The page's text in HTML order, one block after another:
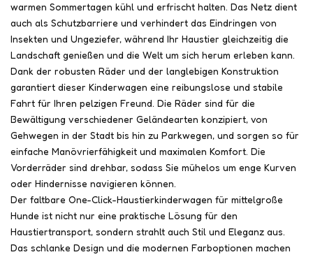
warmen Sommertagen kühl und erfrischt halten. Das Netz dient
auch als Schutzbarriere und verhindert das Eindringen von
Insekten und Ungeziefer, während Ihr Haustier gleichzeitig die
Landschaft genießen und die Welt um sich herum erleben kann.
Dank der robusten Räder und der langlebigen Konstruktion
garantiert dieser Kinderwagen eine reibungslose und stabile
Fahrt für Ihren pelzigen Freund. Die Räder sind für die
Bewältigung verschiedener Geländearten konzipiert, von
Gehwegen in der Stadt bis hin zu Parkwegen, und sorgen so für
einfache Manövrierfähigkeit und maximalen Komfort. Die
Vorderräder sind drehbar, sodass Sie mühelos um enge Kurven
oder Hindernisse navigieren können.
Der faltbare One-Click-Haustierkinderwagen für mittelgroße
Hunde ist nicht nur eine praktische Lösung für den
Haustiertransport, sondern strahlt auch Stil und Eleganz aus.
Das schlanke Design und die modernen Farboptionen machen